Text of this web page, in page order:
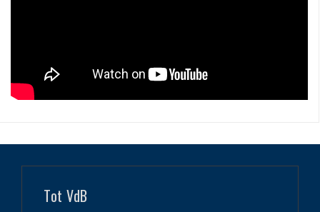
Tot VdB